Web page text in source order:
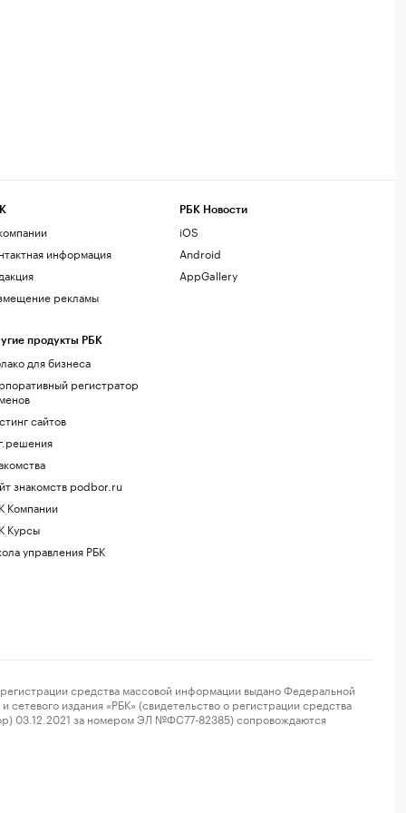
информация
рекламы
продукты РБК
для бизнеса
регистратор
сайтов
знакомств podbor.ru
Компании
Курсы
управления РБК
РБК Новости
iOS
Android
AppGallery
средства массовой информации выдано Федеральной
издания «РБК» (свидетельство о регистрации средства
03.12.2021 за номером ЭЛ №ФС77-82385) сопровождаются